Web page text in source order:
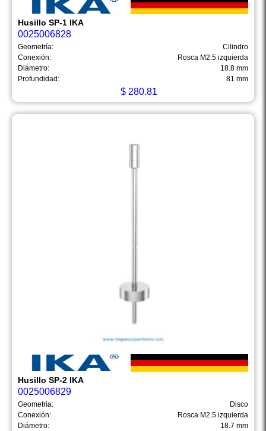
Husillo SP-1 IKA
0025006828
Geometría:
Cilindro
Conexión:
Rosca M2.5 izquierda
Diámetro:
18.8 mm
Profundidad:
81 mm
$ 280.81
Husillo SP-2 IKA
0025006829
Geometría:
Disco
Conexión:
Rosca M2.5 izquierda
Diámetro:
18.7 mm